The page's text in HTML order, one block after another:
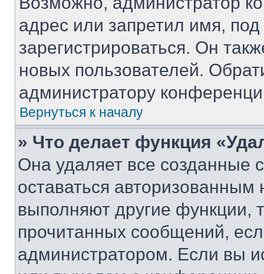
адрес или запретил имя,
зарегистрироваться. Он
новых пользователей.
администратору
Вернуться к началу
» Что делает функция
Она удаляет все созданные
оставаться
выполняют другие функции,
прочитанных сообщений,
администратором. Если вы